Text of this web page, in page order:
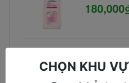
Coffee
CHỌN KHU